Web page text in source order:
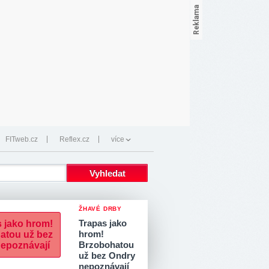
FITweb.cz Reflex.cz více
ŽHAVÉ DRBY
Trapas jako
hrom!
Brzobohatou
už bez Ondry
nepoznávají